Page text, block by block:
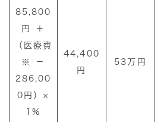
85,800
円 ＋
（医療費
※ －
286,00
0円）×
1%
44,400
円
53万円